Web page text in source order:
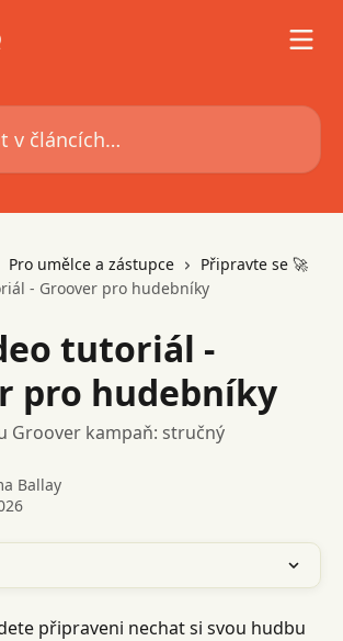
Pro umělce a zástupce
Připravte se 🚀
- Groover pro hudebníky
tutoriál -
pro hudebníky
Groover kampaň: stručný
Ballay
připraveni nechat si svou hudbu